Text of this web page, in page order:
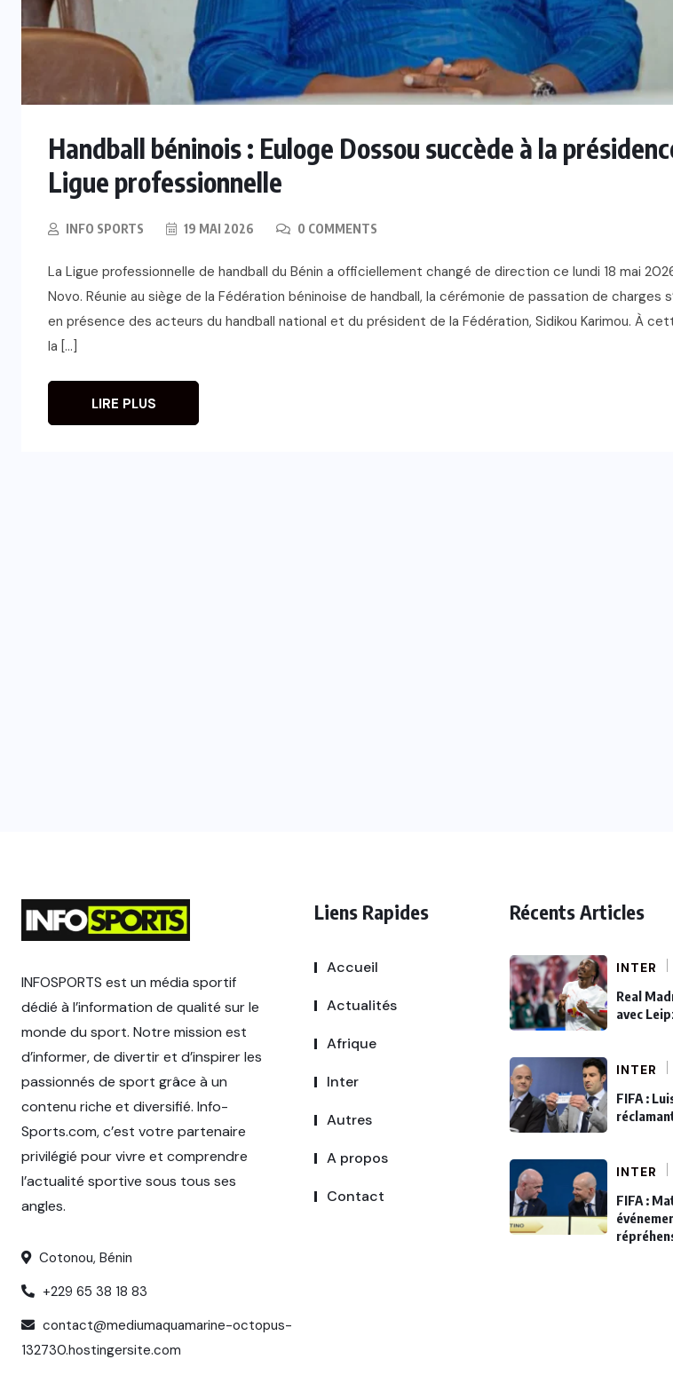
Handball béninois : Euloge Dossou succède à la
Ligue professionnelle
INFO SPORTS 19 MAI 2026 0 COMMENTS
La Ligue professionnelle de handball du Bénin a officiellement changé de direction ce lundi 18 mai
Novo. Réunie au siège de la Fédération béninoise de handball, la cérémonie de passation de charges
en présence des acteurs du handball national et du président de la Fédération, Sidikou Karimou. À
la […]
LIRE PLUS
FIFA : Mattias Grafström évoque
des événements “tristes et
répréhensibles” après la crise du
projet FFE
INFOSPORTS est un média sportif
dédié à l’information de qualité sur le
monde du sport. Notre mission est
d’informer, de divertir et d’inspirer les
passionnés de sport grâce à un
contenu riche et diversifié. Info-
Sports.com, c’est votre partenaire
privilégié pour vivre et comprendre
l’actualité sportive sous tous ses
angles.
Cotonou, Bénin
+229 65 38 18 83
contact@mediumaquamarine-octopus-
132730.hostingersite.com
Liens Rapides
Accueil
Actualités
Afrique
Inter
Autres
A propos
Contact
Récents Articles
INTER
Real
avec
INTER
FIFA :
INTER
FIFA :